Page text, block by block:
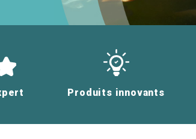
Produits innovants